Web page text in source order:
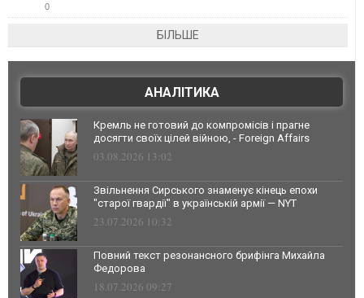
0
БІЛЬШЕ
АНАЛІТИКА
Кремль не готовий до компромісів і прагне
досягти своїх цілей війною, - Foreign Affairs
03.08.2026 13:02
Звільнення Сирського знаменує кінець епохи
"старої гвардії" в українській армії — NYT
23.07.2026 10:32
Повний текст резонансного брифінга Михайла
Федорова
18.07.2026 09:27